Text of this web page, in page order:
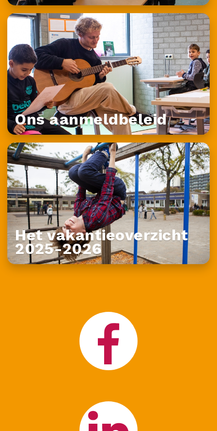
Ons aanmeldbeleid
Het vakantieoverzicht
2025-2026